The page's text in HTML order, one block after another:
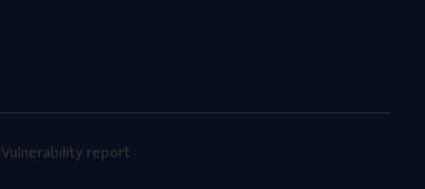
Vulnerability report